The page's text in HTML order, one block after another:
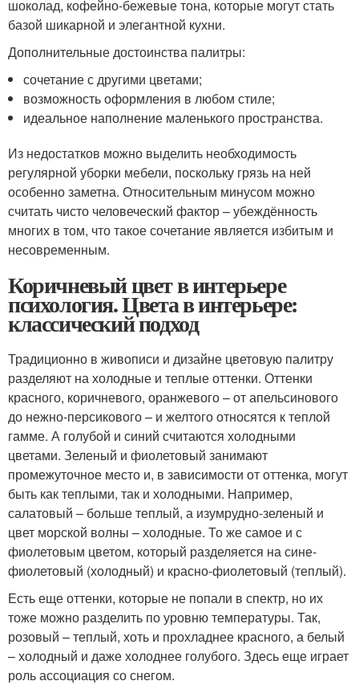
шоколад, кофейно-бежевые тона, которые могут стать
базой шикарной и элегантной кухни.
Дополнительные достоинства палитры:
сочетание с другими цветами;
возможность оформления в любом стиле;
идеальное наполнение маленького пространства.
Из недостатков можно выделить необходимость
регулярной уборки мебели, поскольку грязь на ней
особенно заметна. Относительным минусом можно
считать чисто человеческий фактор – убеждённость
многих в том, что такое сочетание является избитым и
несовременным.
Коричневый цвет в интерьере
психология. Цвета в интерьере:
классический подход
Традиционно в живописи и дизайне цветовую палитру
разделяют на холодные и теплые оттенки. Оттенки
красного, коричневого, оранжевого – от апельсинового
до нежно-персикового – и желтого относятся к теплой
гамме. А голубой и синий считаются холодными
цветами. Зеленый и фиолетовый занимают
промежуточное место и, в зависимости от оттенка, могут
быть как теплыми, так и холодными. Например,
салатовый – больше теплый, а изумрудно-зеленый и
цвет морской волны – холодные. То же самое и с
фиолетовым цветом, который разделяется на сине-
фиолетовый (холодный) и красно-фиолетовый (теплый).
Есть еще оттенки, которые не попали в спектр, но их
тоже можно разделить по уровню температуры. Так,
розовый – теплый, хоть и прохладнее красного, а белый
– холодный и даже холоднее голубого. Здесь еще играет
роль ассоциация со снегом.